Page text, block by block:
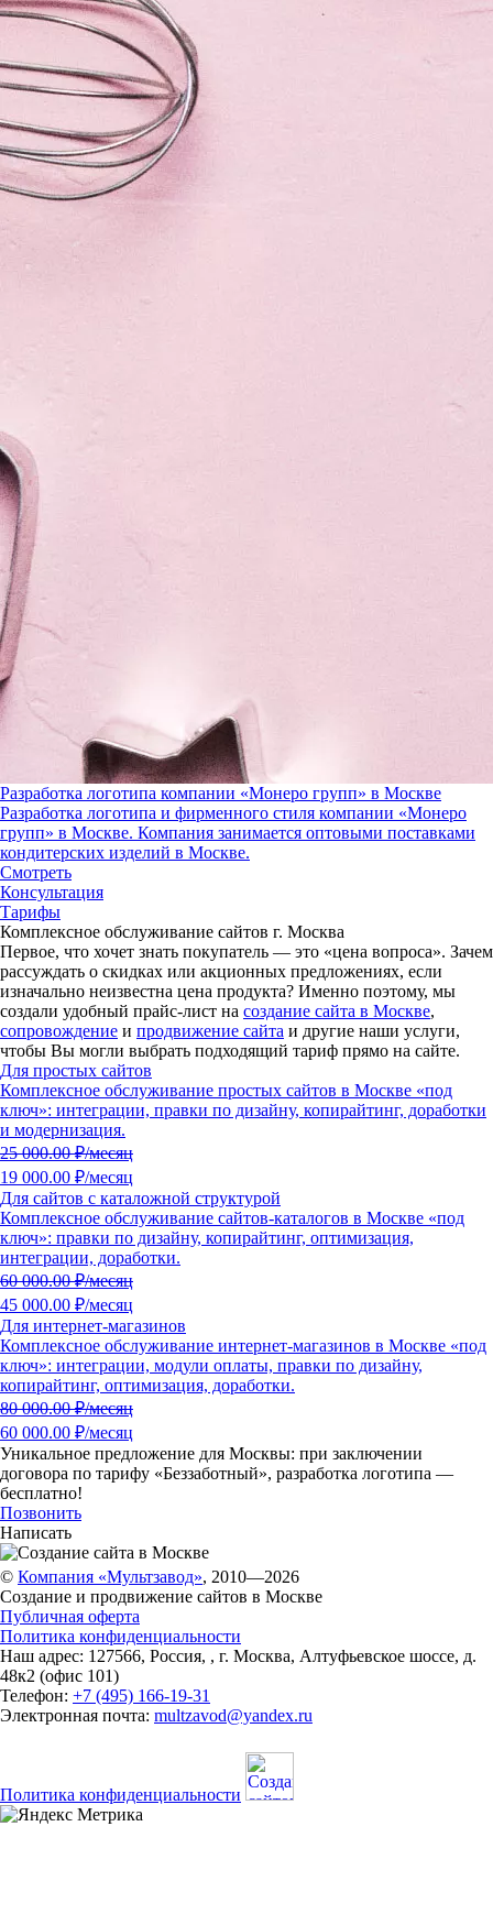
Разработка логотипа компании «Монеро групп» в Москве
Разработка логотипа и фирменного стиля компании «Монеро
групп» в Москве. Компания занимается оптовыми поставками
кондитерских изделий в Москве.
Смотреть
Консультация
Тарифы
Комплексное обслуживание сайтов г. Москва
Первое, что хочет знать покупатель — это «цена вопроса». Зачем
рассуждать о скидках или акционных предложениях, если
изначально неизвестна цена продукта? Именно поэтому, мы
создали удобный прайс-лист на создание сайта в Москве,
сопровождение и продвижение сайта и другие наши услуги,
чтобы Вы могли выбрать подходящий тариф прямо на сайте.
Для простых сайтов
Комплексное обслуживание простых сайтов в Москве «под
ключ»: интеграции, правки по дизайну, копирайтинг, доработки
и модернизация.
25 000.00₽/месяц
19 000.00 ₽/месяц
Для сайтов с каталожной структурой
Комплексное обслуживание сайтов-каталогов в Москве «под
ключ»: правки по дизайну, копирайтинг, оптимизация,
интеграции, доработки.
60 000.00₽/месяц
45 000.00 ₽/месяц
Для интернет-магазинов
Комплексное обслуживание интернет-магазинов в Москве «под
ключ»: интеграции, модули оплаты, правки по дизайну,
копирайтинг, оптимизация, доработки.
80 000.00₽/месяц
60 000.00 ₽/месяц
Уникальное предложение для Москвы: при заключении
договора по тарифу «Беззаботный», разработка логотипа —
бесплатно!
Позвонить
Написать
© Компания «Мультзавод», 2010—2026
Создание и продвижение сайтов в Москве
Публичная оферта
Политика конфиденциальности
Наш адрес: 127566, Россия, , г. Москва, Алтуфьевское шоссе, д.
48к2 (офис 101)
Телефон: +7 (495) 166-19-31
Электронная почта: multzavod@yandex.ru
Политика конфиденциальности